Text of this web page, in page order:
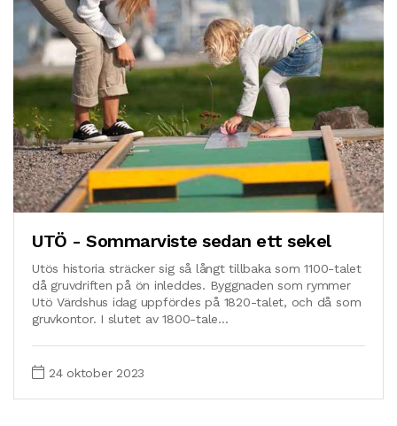
UTÖ - Sommarviste sedan ett sekel
Utös historia sträcker sig så långt tillbaka som 1100-talet
då gruvdriften på ön inleddes. Byggnaden som rymmer
Utö Värdshus idag uppfördes på 1820-talet, och då som
gruvkontor. I slutet av 1800-tale...
24 oktober 2023